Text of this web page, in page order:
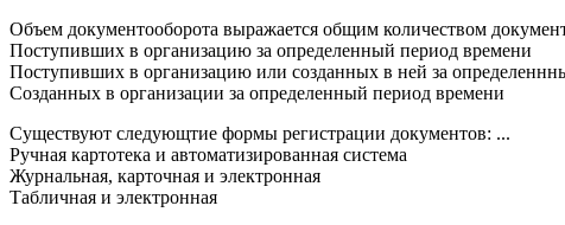
Объем документооборота выражается общим количеством
Поступивших в организацию за определенный период времени
Поступивших в организацию или созданных в ней за
Созданных в организации за определенный период времени
Существуют следующтие формы регистрации документов: ...
Ручная картотека и автоматизированная система
Журнальная, карточная и электронная
Табличная и электронная